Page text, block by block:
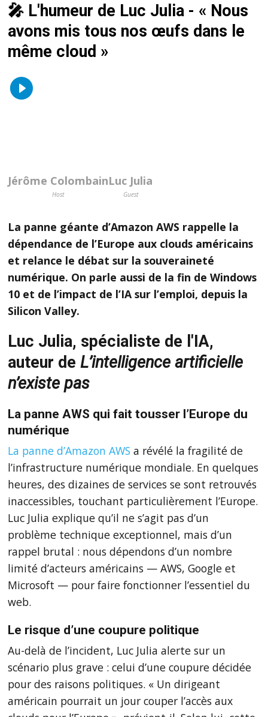
🎤 L'humeur de Luc Julia - « Nous
avons mis tous nos œufs dans le
même cloud »
Jérôme Colombain
Host
Luc Julia
Guest
La panne géante d’Amazon AWS rappelle la
dépendance de l’Europe aux clouds américains
et relance le débat sur la souveraineté
numérique. On parle aussi de la fin de Windows
10 et de l’impact de l’IA sur l’emploi, depuis la
Silicon Valley.
Luc Julia, spécialiste de l'IA,
auteur deL’intelligence artificielle
n’existe pas
La panne AWS qui fait tousser l’Europe du
numérique
La panne d’Amazon AWS a révélé la fragilité de
l’infrastructure numérique mondiale. En quelques
heures, des dizaines de services se sont retrouvés
inaccessibles, touchant particulièrement l’Europe.
Luc Julia explique qu’il ne s’agit pas d’un
problème technique exceptionnel, mais d’un
rappel brutal : nous dépendons d’un nombre
limité d’acteurs américains — AWS, Google et
Microsoft — pour faire fonctionner l’essentiel du
web.
Le risque d’une coupure politique
Au-delà de l’incident, Luc Julia alerte sur un
scénario plus grave : celui d’une coupure décidée
pour des raisons politiques. « Un dirigeant
américain pourrait un jour couper l’accès aux